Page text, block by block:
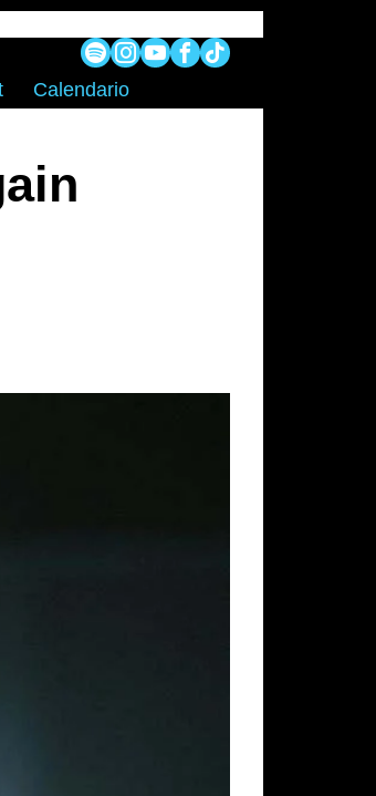
Calendario